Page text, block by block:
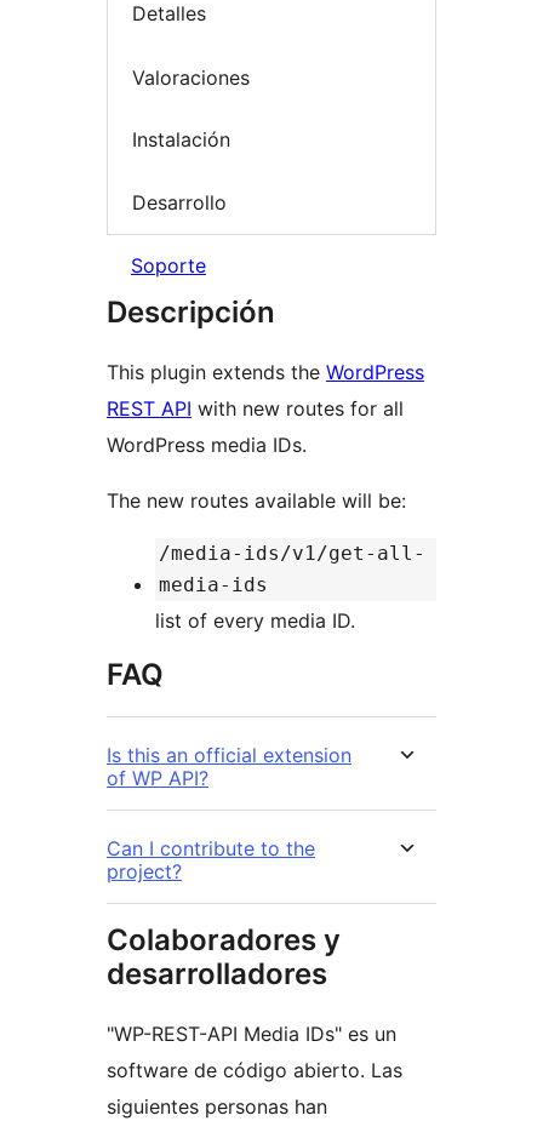
Detalles
Valoraciones
Instalación
Desarrollo
Soporte
Descripción
This plugin extends the WordPress
REST API with new routes for all
WordPress media IDs.
The new routes available will be:
/media-ids/v1/get-all-
media-ids
list of every media ID.
FAQ
Is this an official extension
of WP API?
Can I contribute to the
project?
Colaboradores y
desarrolladores
"WP-REST-API Media IDs" es un
software de código abierto. Las
siguientes personas han